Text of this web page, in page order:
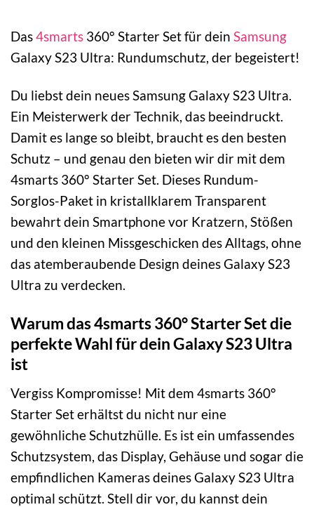
Das4smarts 360° Starter Set für dein Samsung
Galaxy S23 Ultra: Rundumschutz, der begeistert!
Du liebst dein neues Samsung Galaxy S23 Ultra.
Ein Meisterwerk der Technik, das beeindruckt.
Damit es lange so bleibt, braucht es den besten
Schutz – und genau den bieten wir dir mit dem
4smarts 360° Starter Set. Dieses Rundum-
Sorglos-Paket in kristallklarem Transparent
bewahrt dein Smartphone vor Kratzern, Stößen
und den kleinen Missgeschicken des Alltags, ohne
das atemberaubende Design deines Galaxy S23
Ultra zu verdecken.
Warum das 4smarts 360° Starter Set die
perfekte Wahl für dein Galaxy S23 Ultra
ist
Vergiss Kompromisse! Mit dem 4smarts 360°
Starter Set erhältst du nicht nur eine
gewöhnliche Schutzhülle. Es ist ein umfassendes
Schutzsystem, das Display, Gehäuse und sogar die
empfindlichen Kameras deines Galaxy S23 Ultra
optimal schützt. Stell dir vor, du kannst dein